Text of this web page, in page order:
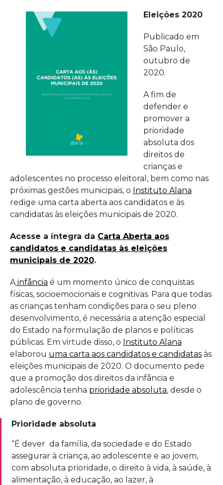
Eleições 2020
Publicado em
São Paulo,
outubro de
2020.
A fim de
defender e
promover a
prioridade
absoluta dos
direitos de
crianças e
adolescentes no processo eleitoral, bem como nas
próximas gestões municipais, o Instituto Alana
redige uma carta aberta aos candidatos e às
candidatas às eleições municipais de 2020.
Acesse a íntegra da Carta Aberta aos
candidatos e candidatas às eleições
municipais de 2020.
Ainfância é um momento único de conquistas
físicas, socioemocionais e cognitivas. Para que todas
as crianças tenham condições para o seu pleno
desenvolvimento, é necessária a atenção especial
do Estado na formulação de planos e políticas
públicas. Em virtude disso, o Instituto Alana
elaborou uma carta aos candidatos e candidatas às
eleições municipais de 2020. O documento pede
que a promoção dos direitos da infância e
adolescência tenha prioridade absoluta, desde o
plano de governo.
Prioridade absoluta
“É dever da família, da sociedade e do Estado
assegurar à criança, ao adolescente e ao jovem,
com absoluta prioridade, o direito à vida, à saúde, à
alimentação, à educação, ao lazer, à